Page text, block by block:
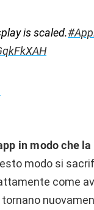
is scaled.
in modo che
modo si
come